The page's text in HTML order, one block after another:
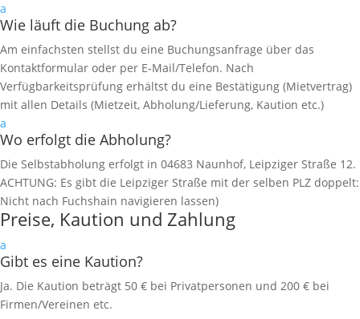
a
Wie läuft die Buchung ab?
Am einfachsten stellst du eine Buchungsanfrage über das
Kontaktformular oder per E-Mail/Telefon. Nach
Verfügbarkeitsprüfung erhältst du eine Bestätigung (Mietvertrag)
mit allen Details (Mietzeit, Abholung/Lieferung, Kaution etc.)
a
Wo erfolgt die Abholung?
Die Selbstabholung erfolgt in 04683 Naunhof, Leipziger Straße 12.
ACHTUNG: Es gibt die Leipziger Straße mit der selben PLZ doppelt:
Nicht nach Fuchshain navigieren lassen)
Preise, Kaution und Zahlung
a
Gibt es eine Kaution?
Ja. Die Kaution beträgt 50 € bei Privatpersonen und 200 € bei
Firmen/Vereinen etc.